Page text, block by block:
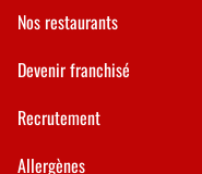
Nos restaurants
Devenir franchisé
Recrutement
Allergènes